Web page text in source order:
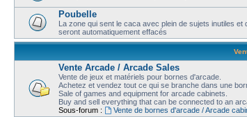
Poubelle
La zone qui sent le caca avec plein de sujets inutiles
seront automatiquement effacés
Vente Arcade / Arcade Sales
Vente de jeux et matériels pour bornes d'arcade.
Achetez et vendez tout ce qui se branche dans une
Sale of games and equipment for arcade cabinets.
Buy and sell everything that can be connected to an
Sous-forum :
Vente de bornes d'arcade / Arcade